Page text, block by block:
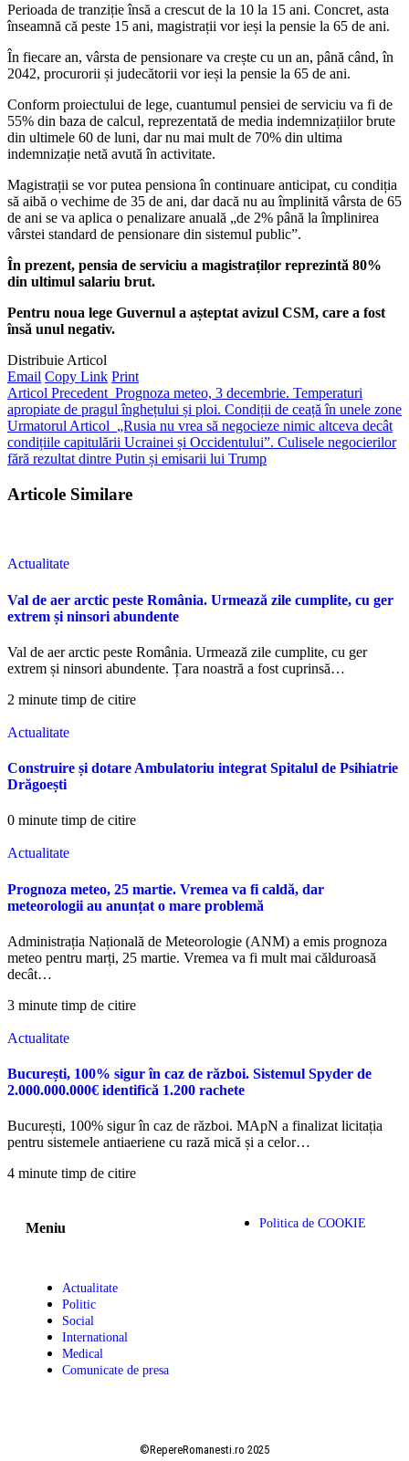
Perioada de tranziție însă a crescut de la 10 la 15 ani. Concret, asta
înseamnă că peste 15 ani, magistrații vor ieși la pensie la 65 de ani.
În fiecare an, vârsta de pensionare va crește cu un an, până când, în
2042, procurorii și judecătorii vor ieși la pensie la 65 de ani.
Conform proiectului de lege, cuantumul pensiei de serviciu va fi de
55% din baza de calcul, reprezentată de media indemnizațiilor brute
din ultimele 60 de luni, dar nu mai mult de 70% din ultima
indemnizație netă avută în activitate.
Magistrații se vor putea pensiona în continuare anticipat, cu condiția
să aibă o vechime de 35 de ani, dar dacă nu au împlinită vârsta de 65
de ani se va aplica o penalizare anuală „de 2% până la împlinirea
vârstei standard de pensionare din sistemul public”.
În prezent, pensia de serviciu a magistraților reprezintă 80%
din ultimul salariu brut.
Pentru noua lege Guvernul a așteptat avizul CSM, care a fost
însă unul negativ.
Distribuie Articol
Email Copy Link Print
Articol Precedent Prognoza meteo, 3 decembrie. Temperaturi
apropiate de pragul înghețului și ploi. Condiții de ceață în unele zone
Urmatorul Articol „Rusia nu vrea să negocieze nimic altceva decât
condițiile capitulării Ucrainei și Occidentului”. Culisele negocierilor
fără rezultat dintre Putin și emisarii lui Trump
Articole Similare
Actualitate
Val de aer arctic peste România. Urmează zile cumplite, cu ger
extrem și ninsori abundente
Val de aer arctic peste România. Urmează zile cumplite, cu ger
extrem și ninsori abundente. Țara noastră a fost cuprinsă…
2 minute timp de citire
Actualitate
Construire și dotare Ambulatoriu integrat Spitalul de Psihiatrie
Drăgoești
0 minute timp de citire
Actualitate
Prognoza meteo, 25 martie. Vremea va fi caldă, dar
meteorologii au anunțat o mare problemă
Administrația Națională de Meteorologie (ANM) a emis prognoza
meteo pentru marți, 25 martie. Vremea va fi mult mai călduroasă
decât…
3 minute timp de citire
Actualitate
București, 100% sigur în caz de război. Sistemul Spyder de
2.000.000.000€ identifică 1.200 rachete
București, 100% sigur în caz de război. MApN a finalizat licitația
pentru sistemele antiaeriene cu rază mică și a celor…
4 minute timp de citire
Meniu
Actualitate
Politic
Social
International
Medical
Comunicate de presa
Politica de COOKIE
©RepereRomanesti.ro 2025